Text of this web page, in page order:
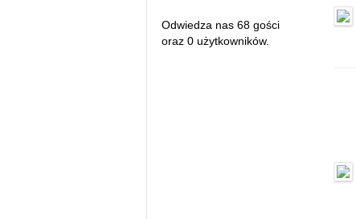
Odwiedza nas 68 gości
oraz 0 użytkowników.